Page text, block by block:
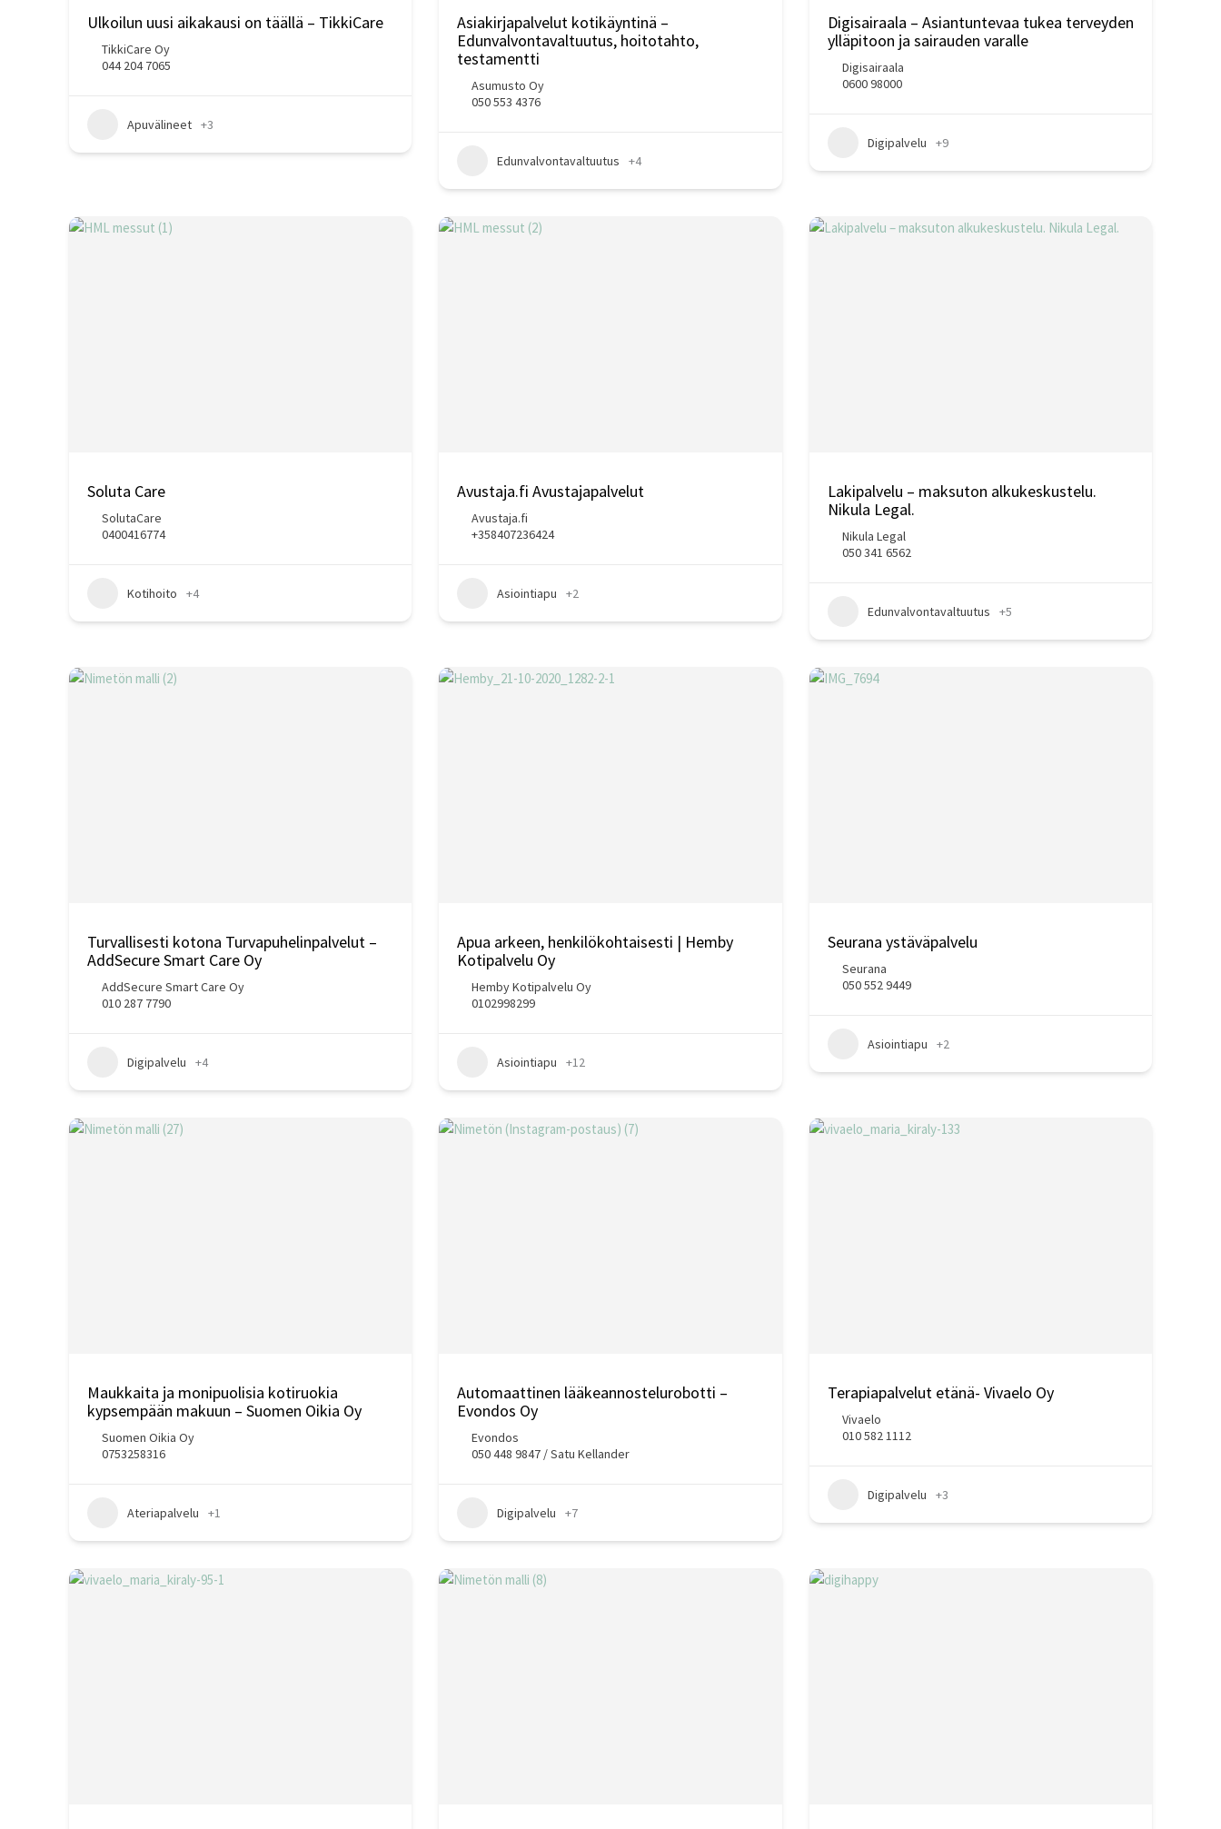
Ulkoilun uusi aikakausi on täällä – TikkiCare
TikkiCare Oy
044 204 7065
Apuvälineet +3
Asiakirjapalvelut kotikäyntinä –
Edunvalvontavaltuutus, hoitotahto,
testamentti
Asumusto Oy
050 553 4376
Edunvalvontavaltuutus +4
Digisairaala – Asiantuntevaa tukea terveyden
ylläpitoon ja sairauden varalle
Digisairaala
0600 98000
Digipalvelu +9
Soluta Care
SolutaCare
0400416774
Kotihoito +4
Avustaja.fi Avustajapalvelut
Avustaja.fi
+358407236424
Asiointiapu +2
Lakipalvelu – maksuton alkukeskustelu.
Nikula Legal.
Nikula Legal
050 341 6562
Edunvalvontavaltuutus +5
Turvallisesti kotona Turvapuhelinpalvelut –
AddSecure Smart Care Oy
AddSecure Smart Care Oy
010 287 7790
Digipalvelu +4
Apua arkeen, henkilökohtaisesti | Hemby
Kotipalvelu Oy
Hemby Kotipalvelu Oy
0102998299
Asiointiapu +12
Seurana ystäväpalvelu
Seurana
050 552 9449
Asiointiapu +2
Maukkaita ja monipuolisia kotiruokia
kypsempään makuun – Suomen Oikia Oy
Suomen Oikia Oy
0753258316
Ateriapalvelu +1
Automaattinen lääkeannostelurobotti –
Evondos Oy
Evondos
050 448 9847 / Satu Kellander
Digipalvelu +7
Terapiapalvelut etänä- Vivaelo Oy
Vivaelo
010 582 1112
Digipalvelu +3